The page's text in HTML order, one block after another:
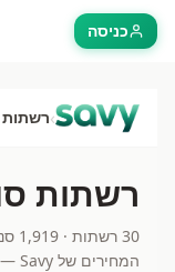
כניסה
›
רשתות
30 רשתות · 1,919
המחירים של Savy — מהזולה ביותר לויקרה.